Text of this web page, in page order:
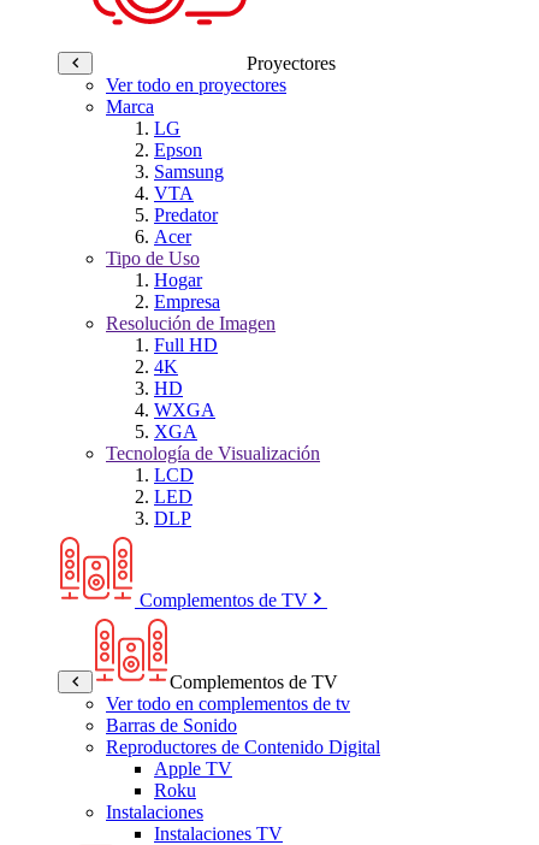
Proyectores
Ver todo en proyectores
Marca
LG
Epson
Samsung
VTA
Predator
Acer
Tipo de Uso
Hogar
Empresa
Resolución de Imagen
Full HD
4K
HD
WXGA
XGA
Tecnología de Visualización
LCD
LED
DLP
Complementos de TV
Complementos de TV
Ver todo en complementos de tv
Barras de Sonido
Reproductores de Contenido Digital
Apple TV
Roku
Instalaciones
Instalaciones TV